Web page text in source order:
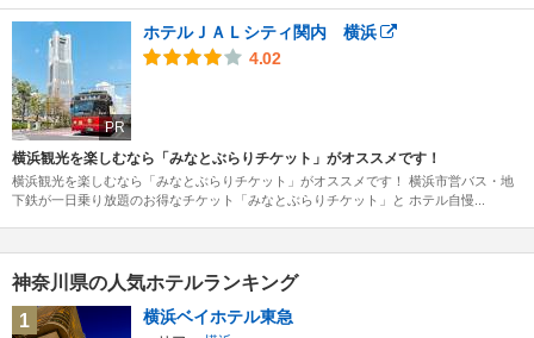
PR
ホテルＪＡＬシティ関内 横浜
4.02
横浜観光を楽しむなら「みなとぶらりチケット」がオススメです！
横浜観光を楽しむなら「みなとぶらりチケット」がオススメです！ 横浜市営バス・地
下鉄が一日乗り放題のお得なチケット「みなとぶらりチケット」と ホテル自慢...
神奈川県の人気ホテルランキング
1
横浜ベイホテル東急